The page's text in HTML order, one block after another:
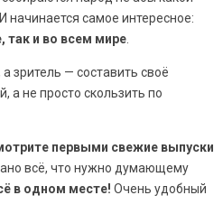
. И начинается самое интересное:
так и во всем мире
зритель — составить своё
а не просто скользить по
первыми свежие выпуски
всё, что нужно думающему
в одном месте! Очень удобный